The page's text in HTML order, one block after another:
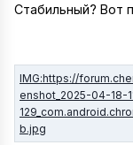
Стабильный? Вот